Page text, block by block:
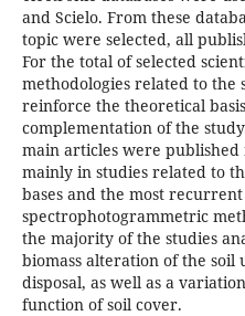
and Scielo. From these
topic were selected, all
For the total of selected
methodologies related to the
reinforce the theoretical
complementation of the
main articles were published
mainly in studies related to
bases and the most
spectrophotogrammetric
the majority of the studies
biomass alteration of the
disposal, as well as a
function of soil cover.